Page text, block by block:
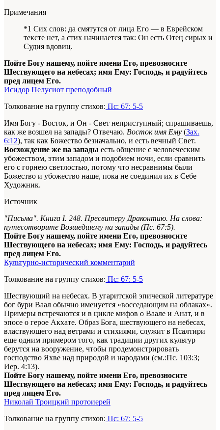
Примечания
*1 Сих слов: да смятутся от лица Его — в Еврейском
тексте нет, а стих начинается так: Он есть Отец сирых и
Судия вдовиц.
Пойте Богу нашему, пойте имени Его, превозносите
Шествующего на небесах; имя Ему: Господь, и радуйтесь
пред лицем Его.
Исидор Пелусиот преподобный
Толкование на группу стихов: Пс: 67: 5-5
Имя Богу - Восток, и Он - Свет неприступный; спрашиваешь,
как же возшел на запады? Отвечаю. Восток имя Ему (Зах.
6:12), так как Божество безначально, и есть вечный Свет.
Восхождение же на запады есть общение с человеческим
убожеством, этим западом и подобием ночи, если сравнить
его с горнею светлостью, потому что несравнимы были
Божество и убожество наше, пока не соединил их в Себе
Художник.
Источник
"Письма". Книга I. 248. Пресвитеру Драконтию. На слова:
путесотворите Возшедшему на запады (Пс. 67:5).
Пойте Богу нашему, пойте имени Его, превозносите
Шествующего на небесах; имя Ему: Господь, и радуйтесь
пред лицем Его.
Культурно-исторический комментарий
Толкование на группу стихов: Пс: 67: 5-5
Шествующий на небесах. В угаритской эпической литературе
бог бури Ваал обычно именуется «восседающим на облаках».
Примеры встречаются и в цикле мифов о Ваале и Анат, и в
эпосе о герое Акхате. Образ Бога, шествующего на небесах,
властвующего над ветрами и стихиями, служит в Псалтири
еще одним примером того, как традиции других культур
берутся на вооружение, чтобы продемонстрировать
господство Яхве над природой и народами (см.:Пс. 103:3;
Иер. 4:13).
Пойте Богу нашему, пойте имени Его, превозносите
Шествующего на небесах; имя Ему: Господь, и радуйтесь
пред лицем Его.
Николай Троицкий протоиерей
Толкование на группу стихов: Пс: 67: 5-5